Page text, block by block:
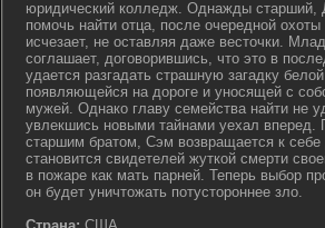
юридический колледж. Однажды старший,
помочь найти отца, после очередной охоты
исчезает, не оставляя даже весточки.
соглашает, договорившись, что это в
удается разгадать страшную загадку
появляющейся на дороге и уносящей с
мужей. Однако главу семейства найти не
увлекшись новыми тайнами уехал
старшим братом, Сэм возвращается к себе
становится свидетелей жуткой смерти
в пожаре как мать парней. Теперь выбор
он будет уничтожать потустороннее зло.